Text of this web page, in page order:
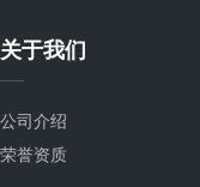
关于我们
公司介绍
荣誉资质